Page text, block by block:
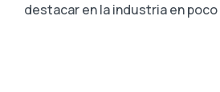
destacar en la industria en